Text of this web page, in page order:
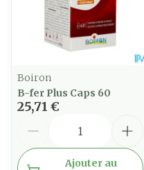
Boiron
B-fer Plus Caps 60
25,71 €
Ajouter au